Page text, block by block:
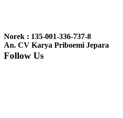
nyesel deh beli geby...
Norek : 135-001-336-737-8
An. CV Karya Priboemi Jepara
Follow Us